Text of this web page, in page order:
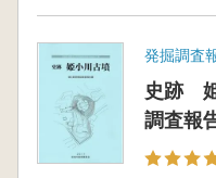
発掘調査
史跡
調査報